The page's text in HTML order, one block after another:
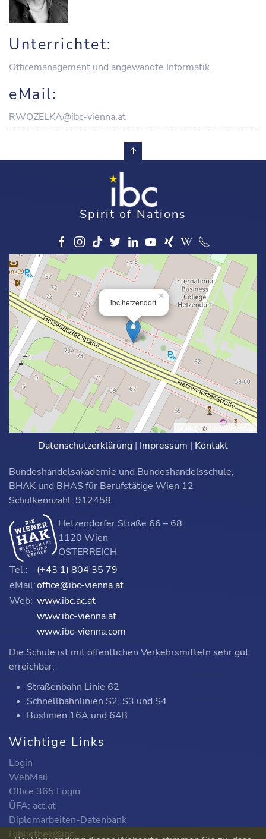
Unterrichtet:
Officemanagement und angewandte Informatik
eMail:
RWOZELKA@ibc-vienna.at
Spirit of Nations
ibc hetzendorf
×
Leaflet | © OpenStreetMap
Datenschutzerklärung | Impressum | Kontakt
Bundeshandelsakademie und Bundeshandelsschule,
BHAK und BHAS für Berufstätige Wien 12
Schulkennzahl: 912458
Hetzendorfer Straße 66 – 68
1120 Wien
ÖSTERREICH
Tel.:
(+43 1) 804 35 79
eMail:office@ibc-vienna.at
Web: www.ibc.ac.at
www.ibc-vienna.at
www.ibc-vienna.com
Die Schule ist mit öffentlichen Verkehrsmitteln sehr gut
erreichbar:
Straßenbahn Linie 62
Schnellbahnlinien S2, S3 und S4
Buslinien 16A und 64B
Wichtige Links
Login
WebMail
Office 365 Login
ÜFA: act.at
Diplomarbeiten-Datenbank
Bibliothek@ibc